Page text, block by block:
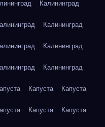
Калининград
Калининград
Калининград
Калининград
Капуста Капуста
Капуста Капуста